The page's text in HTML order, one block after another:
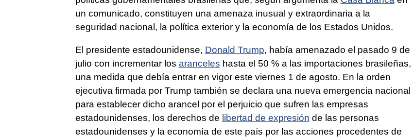
un comunicado, constituyen una amenaza inusual y extraordinaria a la
seguridad nacional, la política exterior y la economía de los Estados Unidos.
El presidente estadounidense, Donald Trump, había amenazado el pasado 9 de
julio con incrementar los aranceles hasta el 50 % a las importaciones brasileñas,
una medida que debía entrar en vigor este viernes 1 de agosto. En la orden
ejecutiva firmada por Trump también se declara una nueva emergencia nacional
para establecer dicho arancel por el perjuicio que sufren las empresas
estadounidenses, los derechos de libertad de expresión de las personas
estadounidenses y la economía de este país por las acciones procedentes de